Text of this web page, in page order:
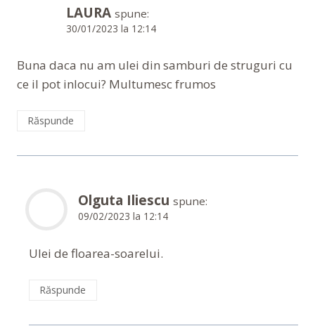
LAURA spune:
30/01/2023 la 12:14
Buna daca nu am ulei din samburi de struguri cu
ce il pot inlocui? Multumesc frumos
Răspunde
Olguta Iliescu spune:
09/02/2023 la 12:14
Ulei de floarea-soarelui.
Răspunde